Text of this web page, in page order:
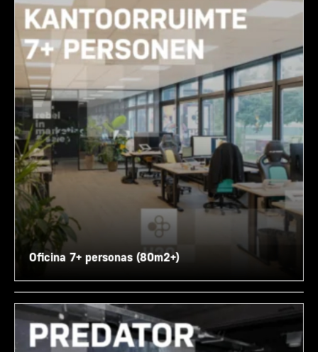
Oficina 7+ personas (80m2+)